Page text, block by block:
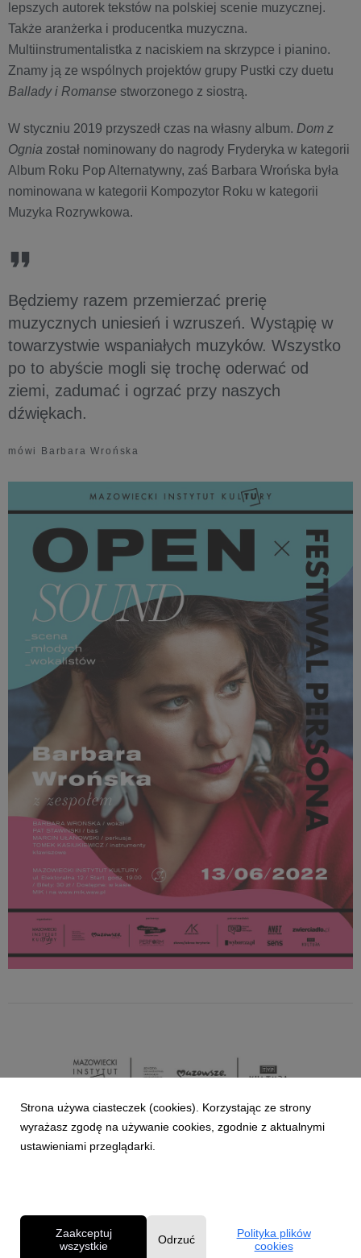
lepszych autorek tekstów na polskiej scenie muzycznej.
Także aranżerka i producentka muzyczna.
Multiinstrumentalistka z naciskiem na skrzypce i pianino.
Znamy ją ze wspólnych projektów grupy Pustki czy duetu
Ballady i Romanse stworzonego z siostrą.
W styczniu 2019 przyszedł czas na własny album. Dom z
Ognia został nominowany do nagrody Fryderyka w kategorii
Album Roku Pop Alternatywny, zaś Barbara Wrońska była
nominowana w kategorii Kompozytor Roku w kategorii
Muzyka Rozrywkowa.
Będziemy razem przemierzać prerię
muzycznych uniesień i wzruszeń. Wystąpię w
towarzystwie wspaniałych muzyków. Wszystko
po to abyście mogli się trochę oderwać od
ziemi, zadumać i ogrzać przy naszych
dźwiękach.
mówi Barbara Wrońska
Strona używa ciasteczek (cookies). Korzystając ze strony
wyrażasz zgodę na używanie cookies, zgodnie z aktualnymi
ustawieniami przeglądarki.
Zaakceptuj
wszystkie
Odrzuć
Polityka plików
cookies